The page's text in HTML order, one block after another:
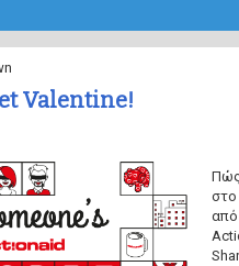
Valentine!
από